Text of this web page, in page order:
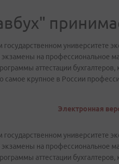
университете
на профессиональное
аттестации
самое крупное в России
Электронная
университете
на профессиональное
аттестации